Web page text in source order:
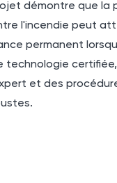
démontre que la
l'incendie peut
permanent
technologie
et des